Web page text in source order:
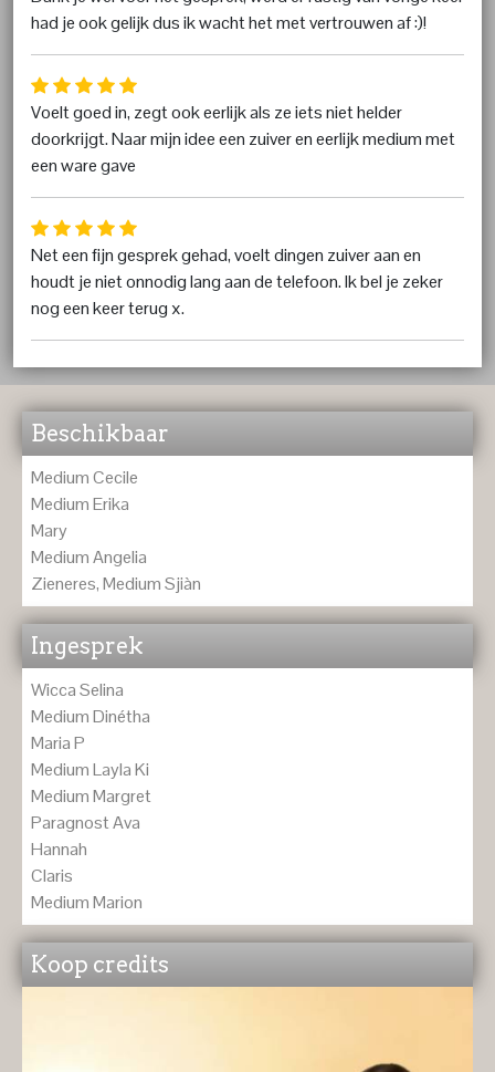
had je ook gelijk dus ik wacht het met vertrouwen af :)!
Voelt goed in, zegt ook eerlijk als ze iets niet helder
doorkrijgt. Naar mijn idee een zuiver en eerlijk medium met
een ware gave
Net een fijn gesprek gehad, voelt dingen zuiver aan en
houdt je niet onnodig lang aan de telefoon. Ik bel je zeker
nog een keer terug x.
Beschikbaar
Medium Cecile
Medium Erika
Mary
Medium Angelia
Zieneres, Medium Sjiàn
Ingesprek
Wicca Selina
Medium Dinétha
Maria P
Medium Layla Ki
Medium Margret
Paragnost Ava
Hannah
Claris
Medium Marion
Koop credits